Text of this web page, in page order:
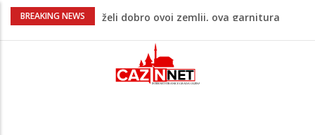
BREAKING NEWS
Supruga izraelskog premijera suočava se
Pentagon zabrinut zbog smanjenih
zaliha, od vojne industrije traži ubrzanje